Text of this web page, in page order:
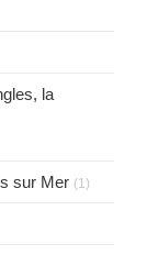
la
sur Mer (1)